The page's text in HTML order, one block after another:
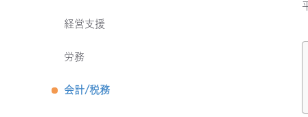
経営支援
労務
会計/税務